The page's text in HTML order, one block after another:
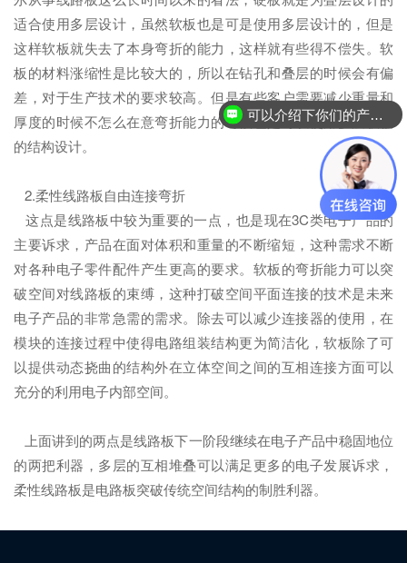
适合使用多层设计，虽然软板也是可是使用多层设计的，但是
这样软板就失去了本身弯折的能力，这样就有些得不偿失。软
板的材料涨缩性是比较大的，所以在钻孔和叠层的时候会有偏
差，对于生产技术的要求较高。但是有些客户需要减少重量和
厚度的时候不怎么在意弯折能力的时候也是可以使用多层软板
的结构设计。
2.柔性线路板自由连接弯折
这点是线路板中较为重要的一点，也是现在3C类电子产品的
主要诉求，产品在面对体积和重量的不断缩短，这种需求不断
对各种电子零件配件产生更高的要求。软板的弯折能力可以突
破空间对线路板的束缚，这种打破空间平面连接的技术是未来
电子产品的非常急需的需求。除去可以减少连接器的使用，在
模块的连接过程中使得电路组装结构更为简洁化，软板除了可
以提供动态挠曲的结构外在立体空间之间的互相连接方面可以
充分的利用电子内部空间。
上面讲到的两点是线路板下一阶段继续在电子产品中稳固地位
的两把利器，多层的互相堆叠可以满足更多的电子发展诉求，
柔性线路板是电路板突破传统空间结构的制胜利器。
可以介绍下你们的产品么？